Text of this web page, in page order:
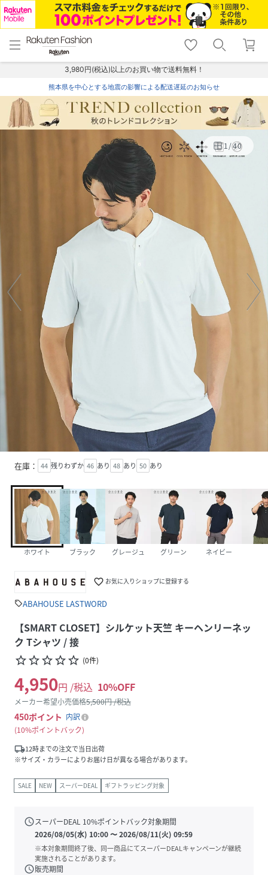
menu home
トップ
shopping_cart lock_outline
ログイン
3,980円(税込)以上のお買い物で送料無料！
熊本県を中心とする地震の影響による配送遅延のお知らせ
1/40
在庫： 44 残りわずか 46 あり 48 あり 50 あり
ホワイト ブラック グレージュ グリーン ネイビー
favorite_border お気に入りショップに登録する
sellABAHOUSE LASTWORD
【SMART CLOSET】シルケット天竺 キーヘンリーネッ
ク Tシャツ / 接
star_borderstar_borderstar_borderstar_borderstar_border (0件)
4,950円 /税込 10%OFF
メーカー希望小売価格5,500円 /税込
450ポイント 内訳
10%ポイントバック
local_shipping12時までの注文で当日出荷
※サイズ・カラーによりお届け日が異なる場合があります。
SALE NEW スーパーDEAL ギフトラッピング対象
scheduleスーパーDEAL 10%ポイントバック対象期間
2026/08/05(水) 10:00〜2026/08/11(火) 09:59
※本対象期間終了後、同一商品にてスーパーDEALキャンペーンが継続
実施されることがあります。
schedule販売期間